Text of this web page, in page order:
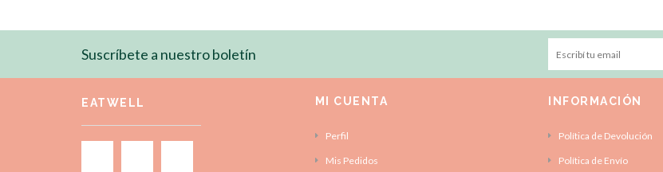
Suscríbete a nuestro boletín
EATWELL MI CUENTA
Perfil
Mis Pedidos
INFORMACIÓN
Política de Devolución
Política de Envío